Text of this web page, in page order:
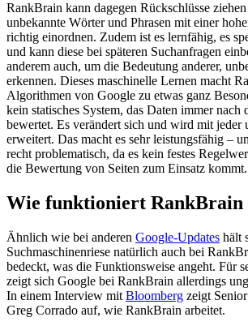
RankBrain kann dagegen Rückschlüsse
unbekannte Wörter und Phrasen mit einer
richtig einordnen. Zudem ist es lernfähig, es
und kann diese bei späteren Suchanfragen
anderem auch, um die Bedeutung anderer,
erkennen. Dieses maschinelle Lernen macht
Algorithmen von Google zu etwas ganz
kein statisches System, das Daten immer nach
bewertet. Es verändert sich und wird mit jeder
erweitert. Das macht es sehr leistungsfähig –
recht problematisch, da es kein festes
die Bewertung von Seiten zum Einsatz kommt.
Wie funktioniert RankBrain
Ähnlich wie bei anderen Google-Updates hält
Suchmaschinenriese natürlich auch bei
bedeckt, was die Funktionsweise angeht. Für
zeigt sich Google bei RankBrain allerdings
In einem Interview mit Bloomberg zeigt
Greg Corrado auf, wie RankBrain arbeitet.